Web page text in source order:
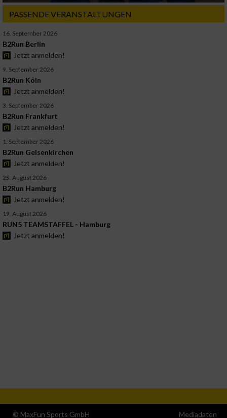
PASSENDE VERANSTALTUNGEN
16. September 2026
B2Run Berlin
Jetzt anmelden!
9. September 2026
B2Run Köln
Jetzt anmelden!
3. September 2026
B2Run Frankfurt
Jetzt anmelden!
1. September 2026
B2Run Gelsenkirchen
Jetzt anmelden!
25. August 2026
B2Run Hamburg
Jetzt anmelden!
19. August 2026
RUN5 TEAMSTAFFEL - Hamburg
Jetzt anmelden!
© MaxFun Sports GmbH Mediadaten